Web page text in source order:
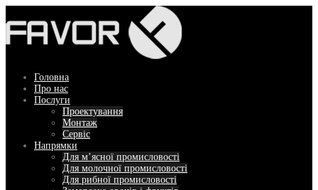
до
вмісту
Головна
Про нас
Послуги
Проектування
Монтаж
Сервіс
Напрямки
Для м’ясної промисловості
Для молочної промисловості
Для рибної промисловості